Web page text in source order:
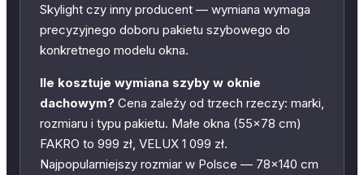
Skylight czy inny producent — wymiana wymaga
precyzyjnego doboru pakietu szybowego do
konkretnego modelu okna.
Ile kosztuje wymiana szyby w oknie
dachowym? Cena zależy od trzech rzeczy: marki,
rozmiaru i typu pakietu. Małe okna (55×78 cm)
FAKRO to 999 zł, VELUX 1 099 zł.
Najpopularniejszy rozmiar w Polsce — 78×140 cm